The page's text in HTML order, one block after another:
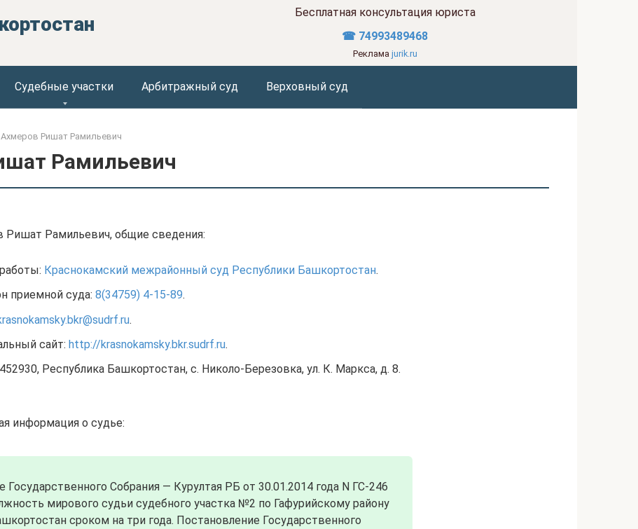
Бесплатная консультация юриста
☎ 74993489468
Реклама jurik.ru
Судебные участки Арбитражный суд Верховный суд
Ахмеров Ришат Рамильевич
Рамильевич
Ришат Рамильевич, общие сведения:
Краснокамский межрайонный суд Республики Башкортостан.
приемной суда: 8(34759) 4-15-89.
.
сайт: http://krasnokamsky.bkr.sudrf.ru.
Республика Башкортостан, с. Николо-Березовка, ул. К. Маркса, д. 8.
информация о судье:
Государственного Собрания — Курултая РБ от 30.01.2014 года N ГС-246
мирового судьи судебного участка №2 по Гафурийскому району
сроком на три года. Постановление Государственного